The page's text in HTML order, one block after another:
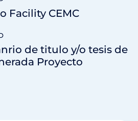
Facility CEMC
de titulo y/o tesis de
Proyecto